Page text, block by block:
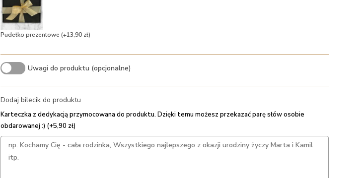
Pudełko prezentowe (+13,90 zł)
Uwagi do produktu (opcjonalne)
Dodaj bilecik do produktu
Karteczka z dedykacją przymocowana do produktu. Dzięki temu możesz przekazać parę słów osobie
obdarowanej :) (+5,90 zł)